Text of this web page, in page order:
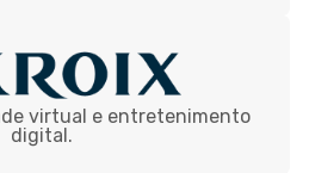
virtual e entretenimento
digital.